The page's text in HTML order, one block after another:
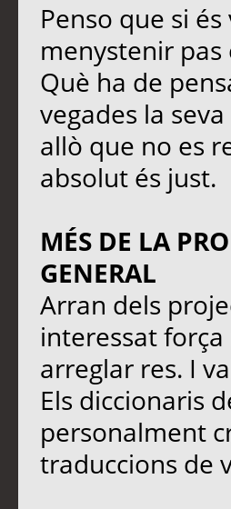
Penso que si
menystenir pas
Què ha de
vegades la
allò que no es
absolut és just.
MÉS DE LA
GENERAL
Arran dels
interessat
arreglar res. I
Els diccionaris
personalment
traduccions de